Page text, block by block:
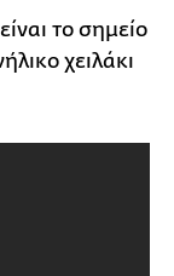
το σημείο
χειλάκι